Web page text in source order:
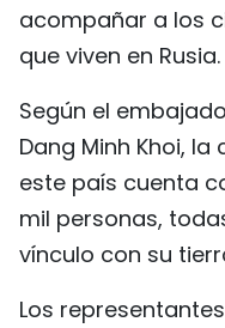
acompañar a los
que viven en Rusia.
Según el
Dang Minh Khoi,
este país cuenta
mil personas,
vínculo con su
Los